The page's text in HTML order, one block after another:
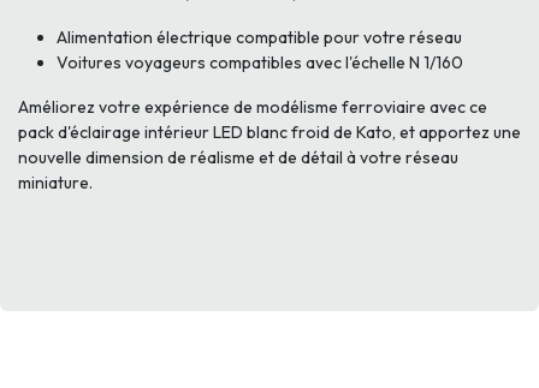
Alimentation électrique compatible pour votre réseau
Voitures voyageurs compatibles avec l'échelle N 1/160
Améliorez votre expérience de modélisme ferroviaire avec ce
pack d'éclairage intérieur LED blanc froid de Kato, et apportez une
nouvelle dimension de réalisme et de détail à votre réseau
miniature.